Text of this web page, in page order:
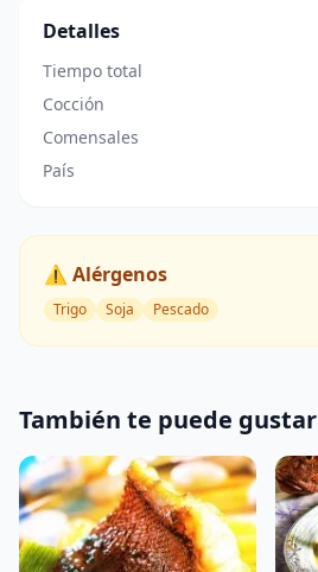
Detalles
Tiempo total
Cocción
Comensales
País
⚠️ Alérgenos
Trigo Soja Pescado
También te puede gustar